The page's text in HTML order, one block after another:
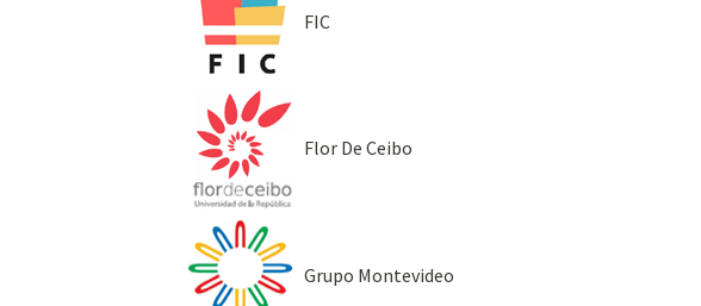
FIC
Flor De Ceibo
Grupo Montevideo